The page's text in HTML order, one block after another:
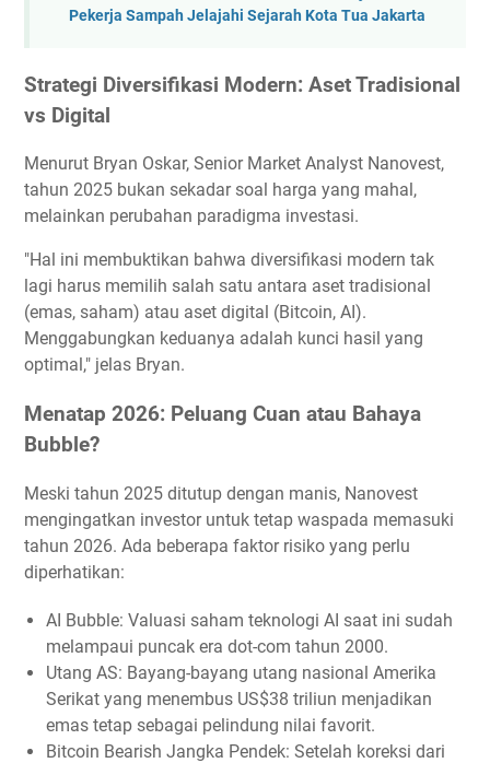
Pekerja Sampah Jelajahi Sejarah Kota Tua Jakarta
Strategi Diversifikasi Modern: Aset Tradisional
vs Digital
Menurut Bryan Oskar, Senior Market Analyst Nanovest,
tahun 2025 bukan sekadar soal harga yang mahal,
melainkan perubahan paradigma investasi.
"Hal ini membuktikan bahwa diversifikasi modern tak
lagi harus memilih salah satu antara aset tradisional
(emas, saham) atau aset digital (Bitcoin, AI).
Menggabungkan keduanya adalah kunci hasil yang
optimal," jelas Bryan.
Menatap 2026: Peluang Cuan atau Bahaya
Bubble?
Meski tahun 2025 ditutup dengan manis, Nanovest
mengingatkan investor untuk tetap waspada memasuki
tahun 2026. Ada beberapa faktor risiko yang perlu
diperhatikan:
AI Bubble: Valuasi saham teknologi AI saat ini sudah
melampaui puncak era dot-com tahun 2000.
Utang AS: Bayang-bayang utang nasional Amerika
Serikat yang menembus US$38 triliun menjadikan
emas tetap sebagai pelindung nilai favorit.
Bitcoin Bearish Jangka Pendek: Setelah koreksi dari